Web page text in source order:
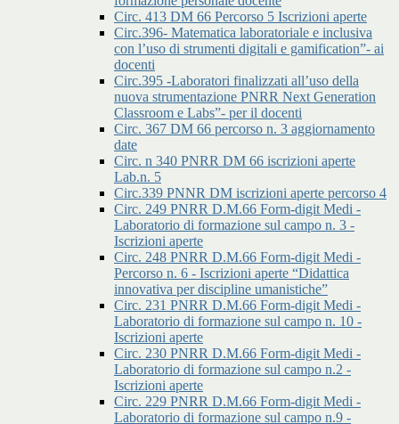
Circ. 413 DM 66 Percorso 5 Iscrizioni aperte
Circ.396- Matematica laboratoriale e inclusiva
con l’uso di strumenti digitali e gamification”- ai
docenti
Circ.395 -Laboratori finalizzati all’uso della
nuova strumentazione PNRR Next Generation
Classroom e Labs”- per il docenti
Circ. 367 DM 66 percorso n. 3 aggiornamento
date
Circ. n 340 PNRR DM 66 iscrizioni aperte
Lab.n. 5
Circ.339 PNNR DM iscrizioni aperte percorso 4
Circ. 249 PNRR D.M.66 Form-digit Medi -
Laboratorio di formazione sul campo n. 3 -
Iscrizioni aperte
Circ. 248 PNRR D.M.66 Form-digit Medi -
Percorso n. 6 - Iscrizioni aperte “Didattica
innovativa per discipline umanistiche”
Circ. 231 PNRR D.M.66 Form-digit Medi -
Laboratorio di formazione sul campo n. 10 -
Iscrizioni aperte
Circ. 230 PNRR D.M.66 Form-digit Medi -
Laboratorio di formazione sul campo n.2 -
Iscrizioni aperte
Circ. 229 PNRR D.M.66 Form-digit Medi -
Laboratorio di formazione sul campo n.9 -